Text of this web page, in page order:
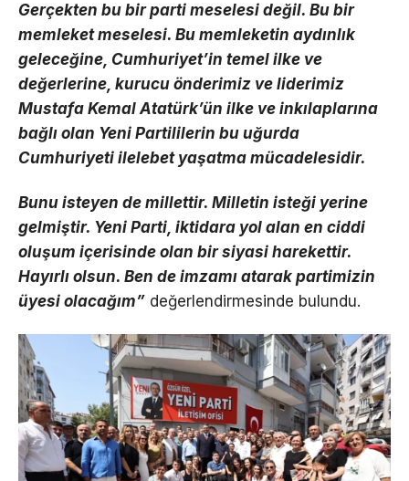
Gerçekten bu bir parti meselesi değil. Bu bir
memleket meselesi. Bu memleketin aydınlık
geleceğine, Cumhuriyet’in temel ilke ve
değerlerine, kurucu önderimiz ve liderimiz
Mustafa Kemal Atatürk’ün ilke ve inkılaplarına
bağlı olan Yeni Partililerin bu uğurda
Cumhuriyeti ilelebet yaşatma mücadelesidir.
Bunu isteyen de millettir. Milletin isteği yerine
gelmiştir. Yeni Parti, iktidara yol alan en ciddi
oluşum içerisinde olan bir siyasi harekettir.
Hayırlı olsun. Ben de imzamı atarak partimizin
üyesi olacağım” değerlendirmesinde bulundu.